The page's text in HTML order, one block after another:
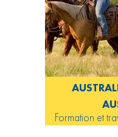
Formation et